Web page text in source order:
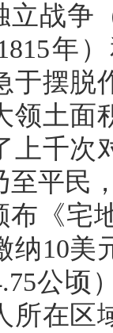
战争
年
于摆脱
领土面
上千次
至平民
布《宅
纳10美
公
所在区